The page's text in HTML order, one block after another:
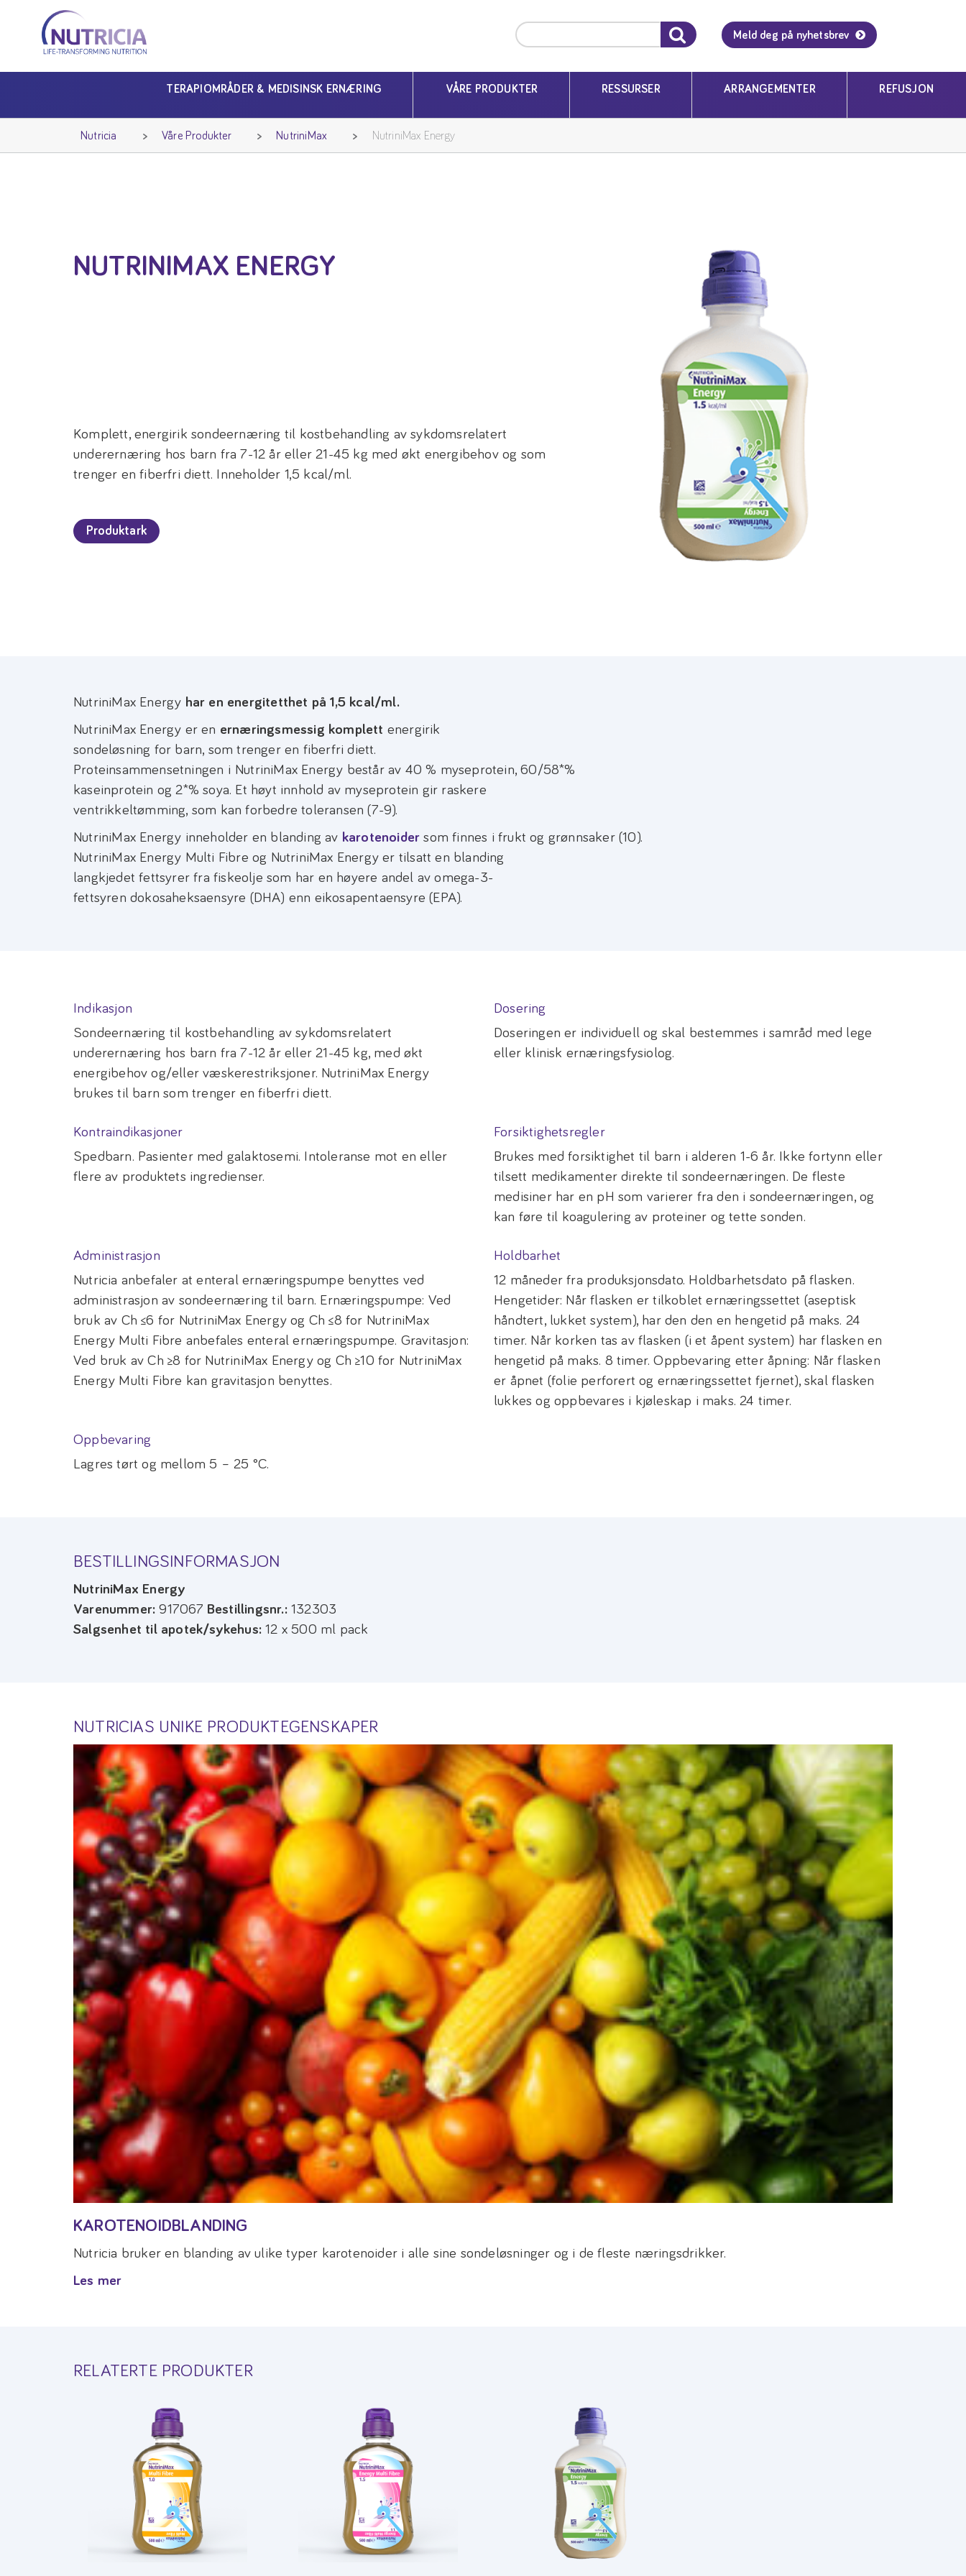
Nutricia
Nutricia
Meld deg på nyhetsbrev
TERAPIOMRÅDER & MEDISINSK ERNÆRING VÅRE PRODUKTER RESSURSER ARRANGEMENTER REFUSJON
Nutricia Våre Produkter NutriniMax NutriniMax Energy
NUTRINIMAX ENERGY
Komplett, energirik sondeernæring til kostbehandling av sykdomsrelatert
underernæring hos barn fra 7-12 år eller 21-45 kg med økt energibehov og som
trenger en fiberfri diett. Inneholder 1,5 kcal/ml.
Produktark
NutriniMax Energy har en energitetthet på 1,5 kcal/ml.
NutriniMax Energy er en ernæringsmessig komplett energirik
sondeløsning for barn, som trenger en fiberfri diett.
Proteinsammensetningen i NutriniMax Energy består av 40 % myseprotein, 60/58*%
kaseinprotein og 2*% soya. Et høyt innhold av myseprotein gir raskere
ventrikkeltømming, som kan forbedre toleransen (7-9).
NutriniMax Energy inneholder en blanding av karotenoider som finnes i frukt og grønnsaker (10).
NutriniMax Energy Multi Fibre og NutriniMax Energy er tilsatt en blanding
langkjedet fettsyrer fra fiskeolje som har en høyere andel av omega-3-
fettsyren dokosaheksaensyre (DHA) enn eikosapentaensyre (EPA).
Indikasjon
Sondeernæring til kostbehandling av sykdomsrelatert
underernæring hos barn fra 7-12 år eller 21-45 kg, med økt
energibehov og/eller væskerestriksjoner. NutriniMax Energy
brukes til barn som trenger en fiberfri diett.
Dosering
Doseringen er individuell og skal bestemmes i samråd med lege
eller klinisk ernæringsfysiolog.
Kontraindikasjoner
Spedbarn. Pasienter med galaktosemi. Intoleranse mot en eller
flere av produktets ingredienser.
Forsiktighetsregler
Brukes med forsiktighet til barn i alderen 1-6 år. Ikke fortynn eller
tilsett medikamenter direkte til sondeernæringen. De fleste
medisiner har en pH som varierer fra den i sondeernæringen, og
kan føre til koagulering av proteiner og tette sonden.
Administrasjon
Nutricia anbefaler at enteral ernæringspumpe benyttes ved
administrasjon av sondeernæring til barn. Ernæringspumpe: Ved
bruk av Ch ≤6 for NutriniMax Energy og Ch ≤8 for NutriniMax
Energy Multi Fibre anbefales enteral ernæringspumpe. Gravitasjon:
Ved bruk av Ch ≥8 for NutriniMax Energy og Ch ≥10 for NutriniMax
Energy Multi Fibre kan gravitasjon benyttes.
Holdbarhet
12 måneder fra produksjonsdato. Holdbarhetsdato på flasken.
Hengetider: Når flasken er tilkoblet ernæringssettet (aseptisk
håndtert, lukket system), har den den en hengetid på maks. 24
timer. Når korken tas av flasken (i et åpent system) har flasken en
hengetid på maks. 8 timer. Oppbevaring etter åpning: Når flasken
er åpnet (folie perforert og ernæringssettet fjernet), skal flasken
lukkes og oppbevares i kjøleskap i maks. 24 timer.
Oppbevaring
Lagres tørt og mellom 5 – 25 °C.
BESTILLINGSINFORMASJON
NutriniMax Energy
Varenummer:917067 Bestillingsnr.:132303
Salgsenhet til apotek/sykehus:12 x 500 ml pack
NUTRICIAS UNIKE PRODUKTEGENSKAPER
KAROTENOIDBLANDING
Nutricia bruker en blanding av ulike typer karotenoider i alle sine sondeløsninger og i de fleste næringsdrikker.
Les mer
RELATERTE PRODUKTER